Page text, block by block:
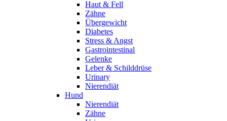
Haut & Fell
Zähne
Übergewicht
Diabetes
Stress & Angst
Gastrointestinal
Gelenke
Leber & Schilddrüse
Urinary
Nierendiät
Hund
Nierendiät
Zähne